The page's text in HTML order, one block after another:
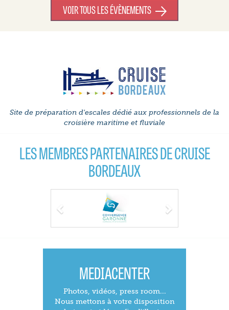
VOIR TOUS LES ÉVÈNEMENTS
Site de préparation d'escales dédié aux professionnels de la
croisière maritime et fluviale
LES MEMBRES PARTENAIRES DE CRUISE
BORDEAUX
MEDIACENTER
Photos, vidéos, press room...
Nous mettons à votre disposition